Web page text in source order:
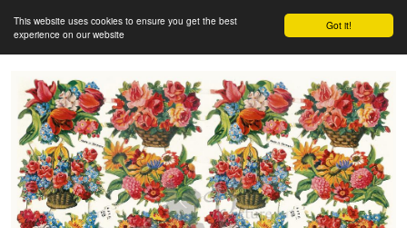
Got it!
This website uses cookies to ensure you get the best
experience on our website